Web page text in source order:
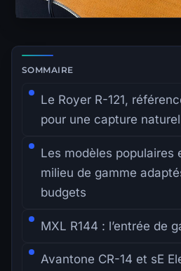
Zone de lecture principale
SOMMAIRE
Le Royer R-121,
pour une capture
Les modèles populaires
milieu de gamme
budgets
MXL R144 : l’entrée de
Avantone CR-14 et sE